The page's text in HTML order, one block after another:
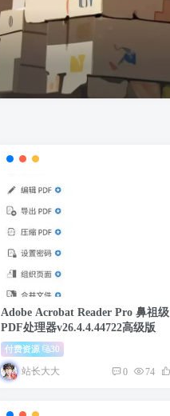
Adobe Acrobat Reader Pro 鼻祖级
PDF处理器v26.4.4.44722高级版
付费资源 30
站长大大 0 74